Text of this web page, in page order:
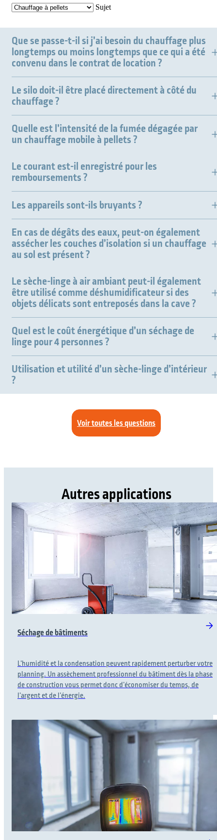
Sujet
Que se passe-t-il si j’ai besoin du chauffage plus
longtemps ou moins longtemps que ce qui a été
convenu dans le contrat de location ?
Le silo doit-il être placé directement à côté du
chauffage ?
Quelle est l’intensité de la fumée dégagée par
un chauffage mobile à pellets ?
Le courant est-il enregistré pour les
remboursements ?
Les appareils sont-ils bruyants ?
En cas de dégâts des eaux, peut-on également
assécher les couches d’isolation si un chauffage
au sol est présent ?
Le sèche-linge à air ambiant peut-il également
être utilisé comme déshumidificateur si des
objets délicats sont entreposés dans la cave ?
Quel est le coût énergétique d’un séchage de
linge pour 4 personnes ?
Utilisation et utilité d’un sèche-linge d’intérieur
?
Voir toutes les questions
Autres applications
Séchage de bâtiments
L’humidité et la condensation peuvent rapidement perturber votre
planning. Un assèchement professionnel du bâtiment dès la phase
de construction vous permet donc d’économiser du temps, de
l’argent et de l’énergie.